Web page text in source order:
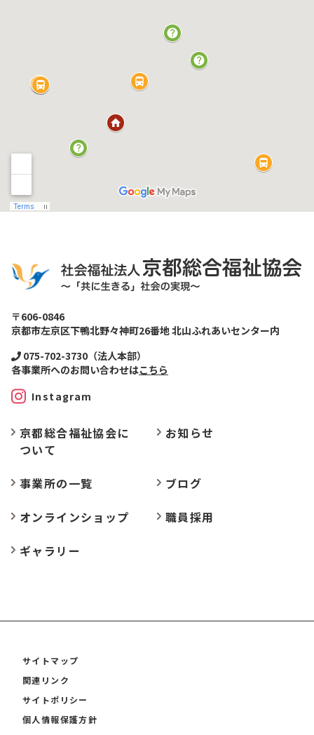
〒606-0846
京都市左京区下鴨北野々神町26番地 北山ふれあいセンター内
075-702-3730（法人本部）
各事業所へのお問い合わせはこちら
Instagram
京都総合福祉協会に
ついて
お知らせ
事業所の一覧
ブログ
オンラインショップ
職員採用
ギャラリー
サイトマップ
関連リンク
サイトポリシー
個人情報保護方針